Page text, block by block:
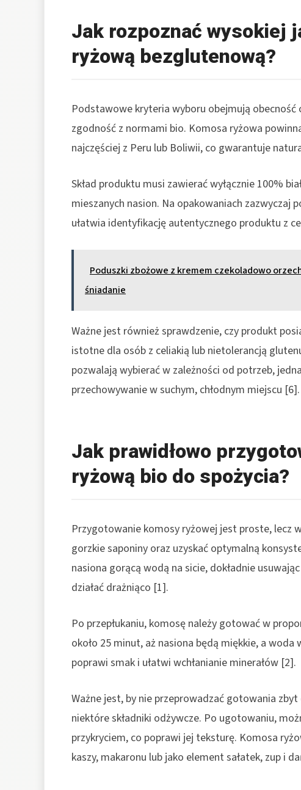
Jak rozpoznać wysokiej
ryżową bezglutenową?
Podstawowe kryteria wyboru obejmują
zgodność z normami bio. Komosa ryżowa
najczęściej z Peru lub Boliwii, co gwarantuje
Skład produktu musi zawierać wyłącznie 100%
mieszanych nasion. Na opakowaniach zazwyczaj
ułatwia identyfikację autentycznego produktu z
Poduszki zbożowe z kremem czekoladowo
śniadanie
Ważne jest również sprawdzenie, czy produkt
istotne dla osób z celiakią lub nietolerancją
pozwalają wybierać w zależności od potrzeb,
przechowywanie w suchym, chłodnym miejscu [6].
Jak prawidłowo
ryżową bio do spożycia?
Przygotowanie komosy ryżowej jest proste, lecz
gorzkie saponiny oraz uzyskać optymalną
nasiona gorącą wodą na sicie, dokładnie
działać drażniąco [1].
Po przepłukaniu, komosę należy gotować w
około 25 minut, aż nasiona będą miękkie, a
poprawi smak i ułatwi wchłanianie minerałów [2].
Ważne jest, by nie przeprowadzać gotowania
niektóre składniki odżywcze. Po ugotowaniu,
przykryciem, co poprawi jej teksturę. Komosa
kaszy, makaronu lub jako element sałatek, zup i